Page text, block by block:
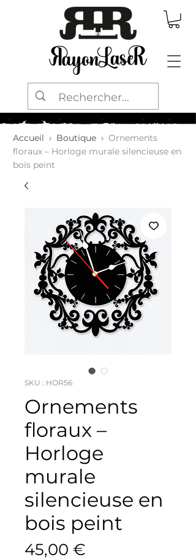
Accueil › Boutique › Ornements
floraux – Horloge murale silencieuse en
bois peint
SKU : HOR56
Ornements
floraux –
Horloge
murale
silencieuse en
bois peint
45,00 €